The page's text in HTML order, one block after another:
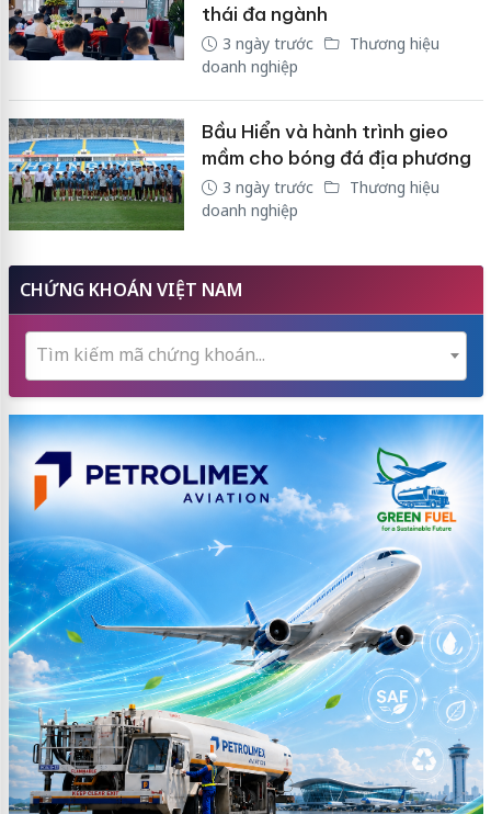
thái đa ngành
3 ngày trước
Thương hiệu
doanh nghiệp
Bầu Hiển và hành trình gieo
mầm cho bóng đá địa phương
3 ngày trước
Thương hiệu
doanh nghiệp
CHỨNG KHOÁN VIỆT NAM
Tìm kiếm mã chứng khoán...